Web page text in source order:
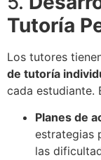
Tutoría
Los tutores
de tutoría
cada estudiante.
Planes de
estrategias
las